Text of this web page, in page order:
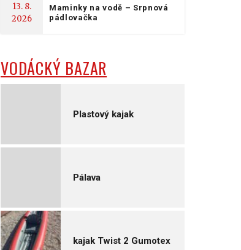
13. 8.
2026
Maminky na vodě – Srpnová
pádlovačka
VODÁCKÝ BAZAR
Plastový kajak
Pálava
kajak Twist 2 Gumotex